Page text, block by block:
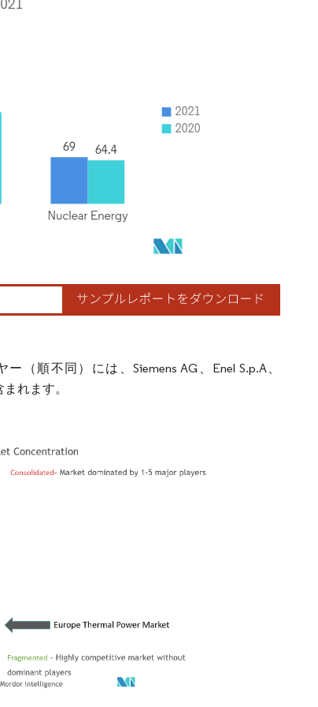
順不同）には、Siemens AG、Enel S.p.A、
れます。